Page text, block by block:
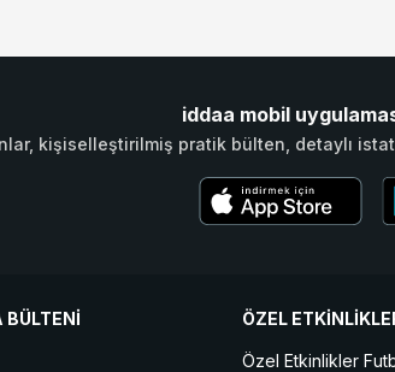
iddaa mobil
kişiselleştirilmiş pratik bülten, detaylı
BÜLTENİ ÖZEL
Özel Etkinlikler